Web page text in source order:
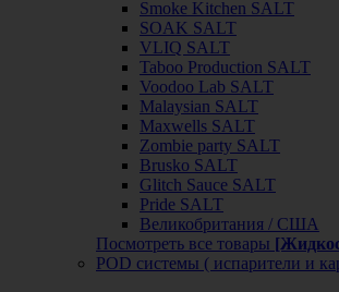
Smoke Kitchen SALT
SOAK SALT
VLIQ SALT
Taboo Production SALT
Voodoo Lab SALT
Malaysian SALT
Maxwells SALT
Zombie party SALT
Brusko SALT
Glitch Sauce SALT
Pride SALT
Великобритания / США
Посмотреть все товары
POD системы ( испарители и